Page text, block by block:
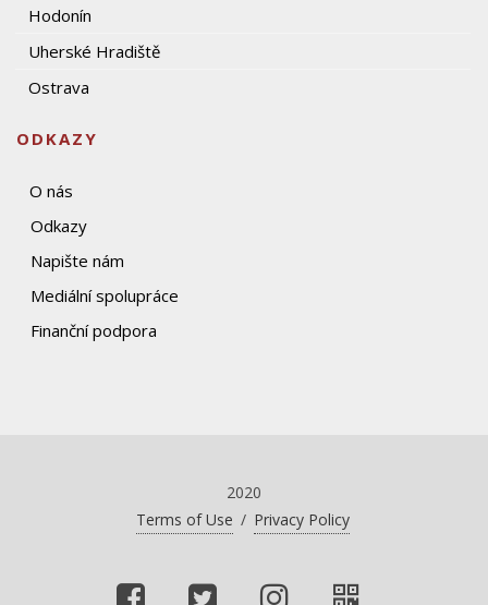
Hodonín
Uherské Hradiště
Ostrava
ODKAZY
O nás
Odkazy
Napište nám
Mediální spolupráce
Finanční podpora
2020
Terms of Use / Privacy Policy